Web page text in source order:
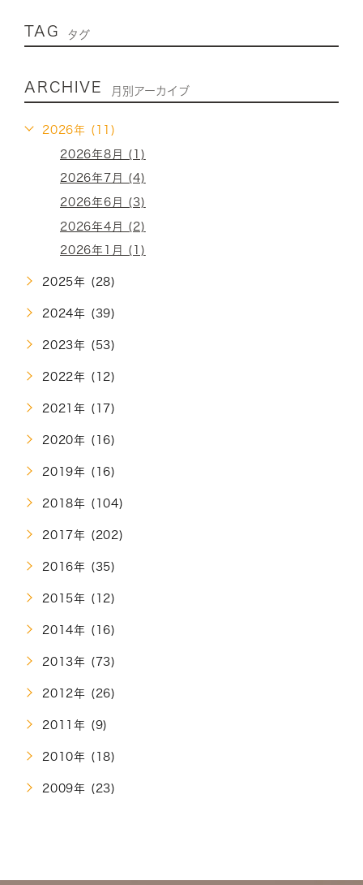
TAG タグ
ARCHIVE 月別アーカイブ
2026年 (11)
2026年8月 (1)
2026年7月 (4)
2026年6月 (3)
2026年4月 (2)
2026年1月 (1)
2025年 (28)
2024年 (39)
2023年 (53)
2022年 (12)
2021年 (17)
2020年 (16)
2019年 (16)
2018年 (104)
2017年 (202)
2016年 (35)
2015年 (12)
2014年 (16)
2013年 (73)
2012年 (26)
2011年 (9)
2010年 (18)
2009年 (23)